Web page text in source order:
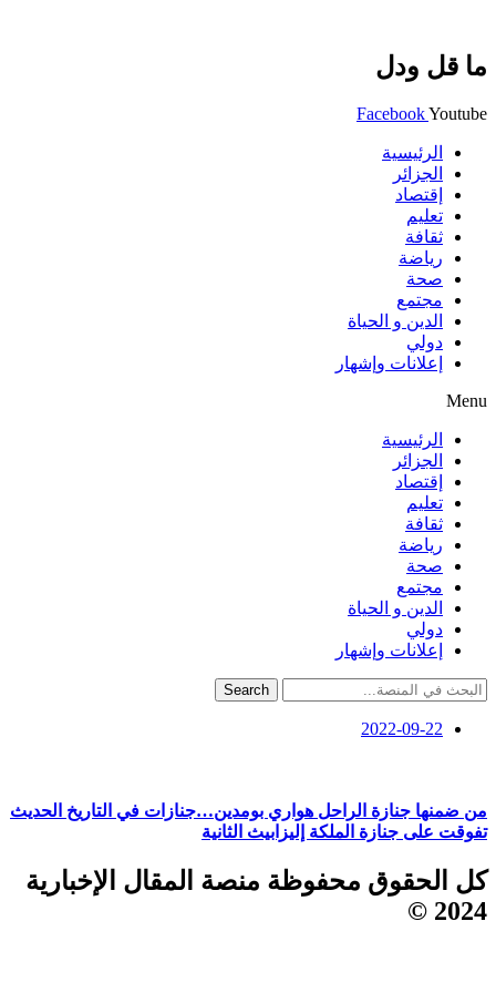
ما قل ودل
FacebookYoutube
الرئيسية
الجزائر
إقتصاد
تعليم
ثقافة
رياضة
صحة
مجتمع
الدين و الحياة
دولي
إعلانات وإشهار
Menu
الرئيسية
الجزائر
إقتصاد
تعليم
ثقافة
رياضة
صحة
مجتمع
الدين و الحياة
دولي
إعلانات وإشهار
Search
2022-09-22
من ضمنها جنازة الراحل هواري بومدين…جنازات في التاريخ الحديث
تفوقت على جنازة الملكة إليزابيث الثانية
كل الحقوق محفوظة منصة المقال الإخبارية
2024 ©